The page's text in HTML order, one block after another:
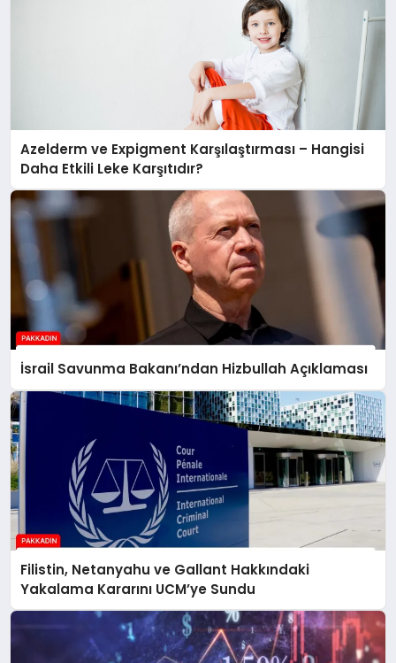
Azelderm ve Expigment Karşılaştırması – Hangisi
Daha Etkili Leke Karşıtıdır?
İsrail Savunma Bakanı’ndan Hizbullah Açıklaması
Filistin, Netanyahu ve Gallant Hakkındaki
Yakalama Kararını UCM’ye Sundu